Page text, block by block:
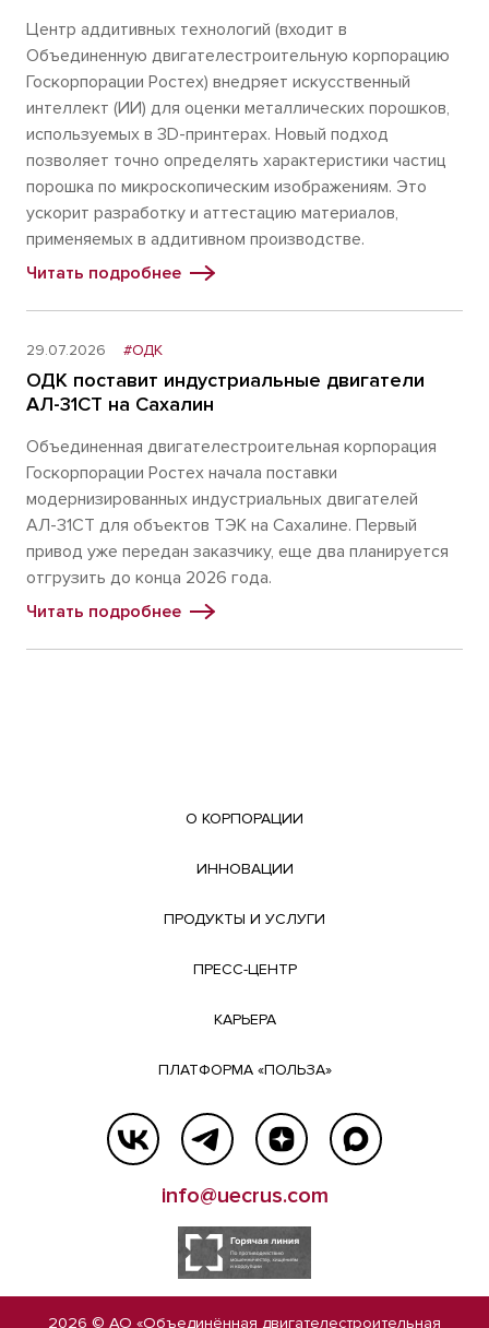
Центр аддитивных технологий (входит в
Объединенную двигателестроительную корпорацию
Госкорпорации Ростех) внедряет искусственный
интеллект (ИИ) для оценки металлических порошков,
используемых в 3D-принтерах. Новый подход
позволяет точно определять характеристики частиц
порошка по микроскопическим изображениям. Это
ускорит разработку и аттестацию материалов,
применяемых в аддитивном производстве.
Читать подробнее
29.07.2026 #ОДК
ОДК поставит индустриальные двигатели
АЛ-31СТ на Сахалин
Объединенная двигателестроительная корпорация
Госкорпорации Ростех начала поставки
модернизированных индустриальных двигателей
АЛ-31СТ для объектов ТЭК на Сахалине. Первый
привод уже передан заказчику, еще два планируется
отгрузить до конца 2026 года.
Читать подробнее
О КОРПОРАЦИИ
ИННОВАЦИИ
ПРОДУКТЫ И УСЛУГИ
ПРЕСС-ЦЕНТР
КАРЬЕРА
ПЛАТФОРМА «ПОЛЬЗА»
info@uecrus.com
2026 © АО «Объединённая двигателестроительная